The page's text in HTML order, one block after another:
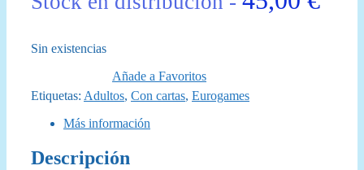
Sin existencias
Añade a Favoritos
Etiquetas: Adultos, Con cartas, Eurogames
Más información
Descripción